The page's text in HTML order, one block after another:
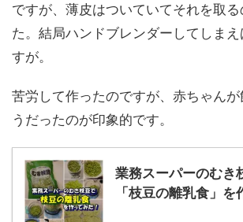
ですが、薄皮はついていてそれを取
た。結局ハンドブレンダーしてしま
すが。
苦労して作ったのですが、赤ちゃん
うだったのが印象的です。
業務スーパーのむき
「枝豆の離乳食」を